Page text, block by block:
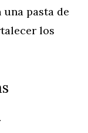
pasta de
los